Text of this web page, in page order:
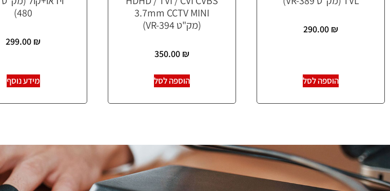
290.00 ₪
הוספה לסל
3.7mm CCTV MINI
(מק"ט VR-394)
350.00 ₪
הוספה לסל
480)
299.00 ₪
מידע נוסף